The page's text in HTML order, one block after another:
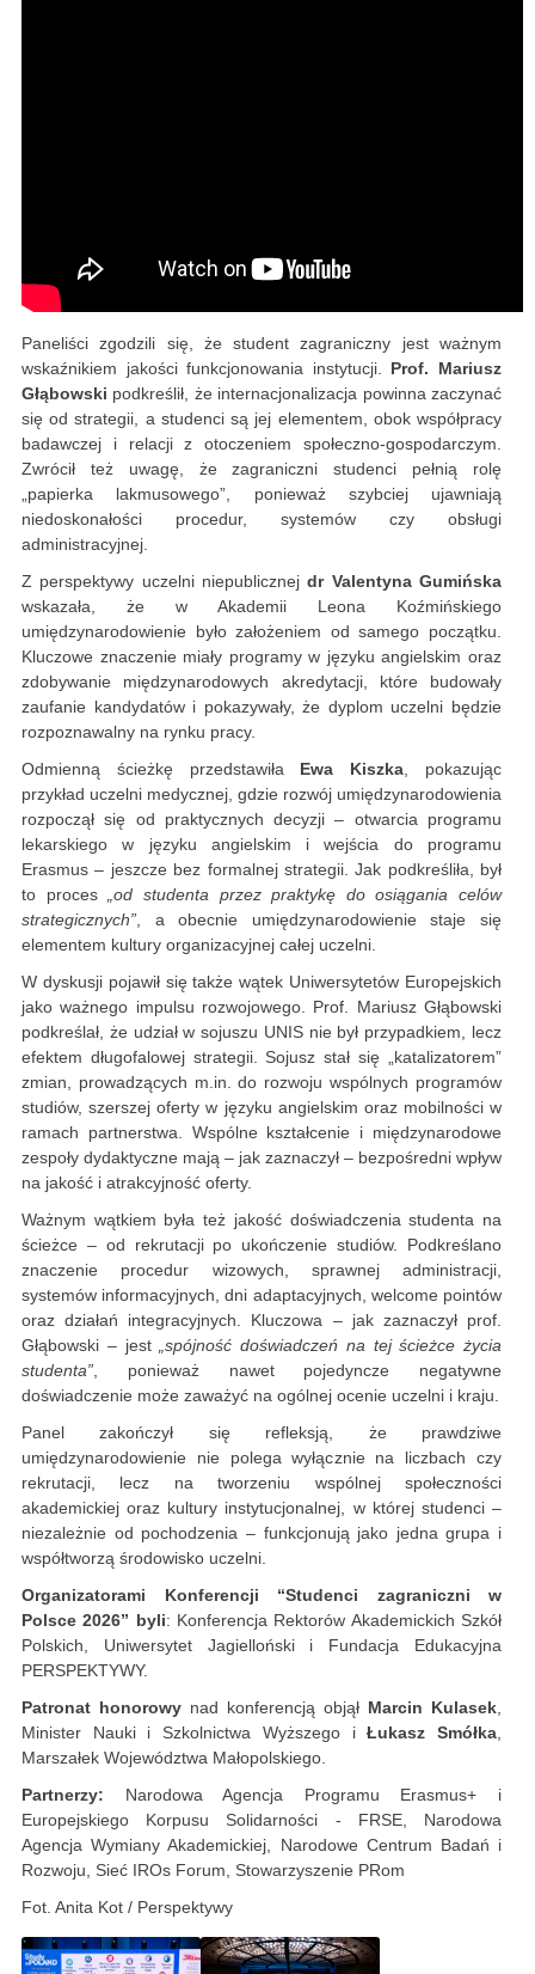
Paneliści zgodzili się, że student zagraniczny jest ważnym
wskaźnikiem jakości funkcjonowania instytucji. Prof. Mariusz
Głąbowski podkreślił, że internacjonalizacja powinna zaczynać
się od strategii, a studenci są jej elementem, obok współpracy
badawczej i relacji z otoczeniem społeczno-gospodarczym.
Zwrócił też uwagę, że zagraniczni studenci pełnią rolę
„papierka lakmusowego”, ponieważ szybciej ujawniają
niedoskonałości procedur, systemów czy obsługi
administracyjnej.
Z perspektywy uczelni niepublicznejdr Valentyna Gumińska
wskazała, że w Akademii Leona Koźmińskiego
umiędzynarodowienie było założeniem od samego początku.
Kluczowe znaczenie miały programy w języku angielskim oraz
zdobywanie międzynarodowych akredytacji, które budowały
zaufanie kandydatów i pokazywały, że dyplom uczelni będzie
rozpoznawalny na rynku pracy.
Odmienną ścieżkę przedstawiłaEwa Kiszka, pokazując
przykład uczelni medycznej, gdzie rozwój umiędzynarodowienia
rozpoczął się od praktycznych decyzji – otwarcia programu
lekarskiego w języku angielskim i wejścia do programu
Erasmus – jeszcze bez formalnej strategii. Jak podkreśliła, był
to proces„od studenta przez praktykę do osiągania celów
strategicznych”, a obecnie umiędzynarodowienie staje się
elementem kultury organizacyjnej całej uczelni.
W dyskusji pojawił się także wątek Uniwersytetów Europejskich
jako ważnego impulsu rozwojowego. Prof. Mariusz Głąbowski
podkreślał, że udział w sojuszu UNIS nie był przypadkiem, lecz
efektem długofalowej strategii. Sojusz stał się „katalizatorem”
zmian, prowadzących m.in. do rozwoju wspólnych programów
studiów, szerszej oferty w języku angielskim oraz mobilności w
ramach partnerstwa. Wspólne kształcenie i międzynarodowe
zespoły dydaktyczne mają – jak zaznaczył – bezpośredni wpływ
na jakość i atrakcyjność oferty.
Ważnym wątkiem była też jakość doświadczenia studenta na
ścieżce – od rekrutacji po ukończenie studiów. Podkreślano
znaczenie procedur wizowych, sprawnej administracji,
systemów informacyjnych, dni adaptacyjnych, welcome pointów
oraz działań integracyjnych. Kluczowa – jak zaznaczył prof.
Głąbowski – jest„spójność doświadczeń na tej ścieżce życia
studenta”, ponieważ nawet pojedyncze negatywne
doświadczenie może zaważyć na ogólnej ocenie uczelni i kraju.
Panel zakończył się refleksją, że prawdziwe
umiędzynarodowienie nie polega wyłącznie na liczbach czy
rekrutacji, lecz na tworzeniu wspólnej społeczności
akademickiej oraz kultury instytucjonalnej, w której studenci –
niezależnie od pochodzenia – funkcjonują jako jedna grupa i
współtworzą środowisko uczelni.
Organizatorami Konferencji “Studenci zagraniczni w
Polsce 2026” byli: Konferencja Rektorów Akademickich Szkół
Polskich, Uniwersytet Jagielloński i Fundacja Edukacyjna
PERSPEKTYWY.
Patronat honorowy nad konferencją objął Marcin Kulasek,
Minister Nauki i Szkolnictwa Wyższego iŁukasz Smółka,
Marszałek Województwa Małopolskiego.
Partnerzy: Narodowa Agencja Programu Erasmus+ i
Europejskiego Korpusu Solidarności - FRSE, Narodowa
Agencja Wymiany Akademickiej, Narodowe Centrum Badań i
Rozwoju, Sieć IROs Forum, Stowarzyszenie PRom
Fot. Anita Kot / Perspektywy